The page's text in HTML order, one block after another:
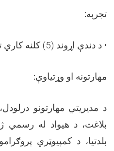
تجربه:
• د دندې اړوند (5) کلنه کاري تجربه
مهارتونه او وړتیاوې:
د مدیریتي مهارتونو
بلاغت، د هیواد له رسمي
بلدتیا، د کمپیوټري